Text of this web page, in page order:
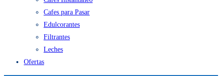
Cafes para Pasar
Edulcorantes
Filtrantes
Leches
Ofertas